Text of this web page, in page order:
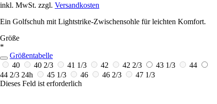
inkl. MwSt. zzgl. Versandkosten
Ein Golfschuh mit Lightstrike-Zwischensohle für leichten Komfort.
Größe
*
Größentabelle
40
40 2/3 41 1/3 42 42 2/3 43 1/3
44
44 2/3 24h 45 1/3 46 46 2/3
47 1/3
Dieses Feld ist erforderlich